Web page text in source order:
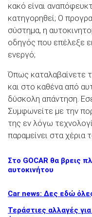
κακό είναι
κατηγορηθεί; Ο
σύστημα, η
οδηγός που επέλεξε
ενεργό;
Όπως καταλαβαίνετε
και στο καθένα από
δύσκολη απάντηση.
Συμφωνείτε με την
της εν λόγω
παραμείνει στα χέρια
Στο GOCAR θα βρεις
αυτοκινήτου
Car news: Δες εδώ
Τεράστιες αλλαγές